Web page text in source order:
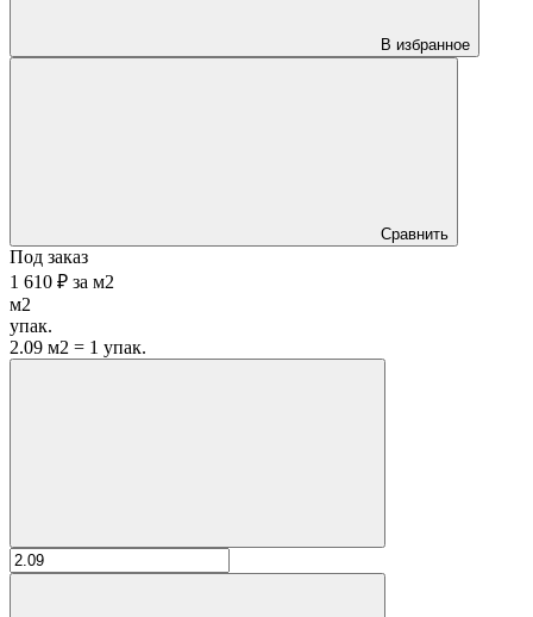
В избранное
Сравнить
Под заказ
1 610 ₽ за м2
м2
упак.
2.09 м2 = 1 упак.